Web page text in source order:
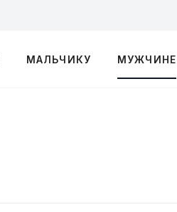
МАЛЬЧИКУ МУЖЧИНЕ